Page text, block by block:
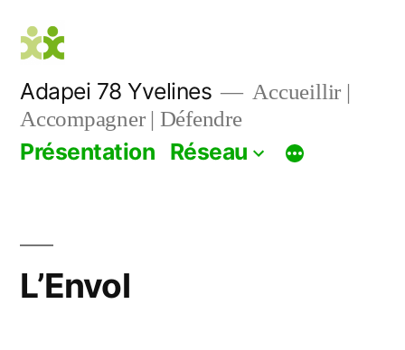
contenu
Adapei 78 Yvelines
Accueillir |
Accompagner | Défendre
Présentation Réseau
L’Envol